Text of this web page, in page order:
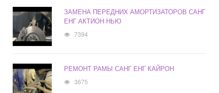
ЗАМЕНА ПЕРЕДНИХ АМОРТИЗАТОРОВ САНГ
ЕНГ АКТИОН НЬЮ
7394
РЕМОНТ РАМЫ САНГ ЕНГ КАЙРОН
3675